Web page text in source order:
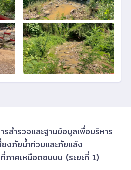
สำรวจและฐานข้อมูลเพื่อบริหาร
งภัยน้ำท่วมและภัยแล้ง
ภาคเหนือตอนบน (ระยะที่ 1)